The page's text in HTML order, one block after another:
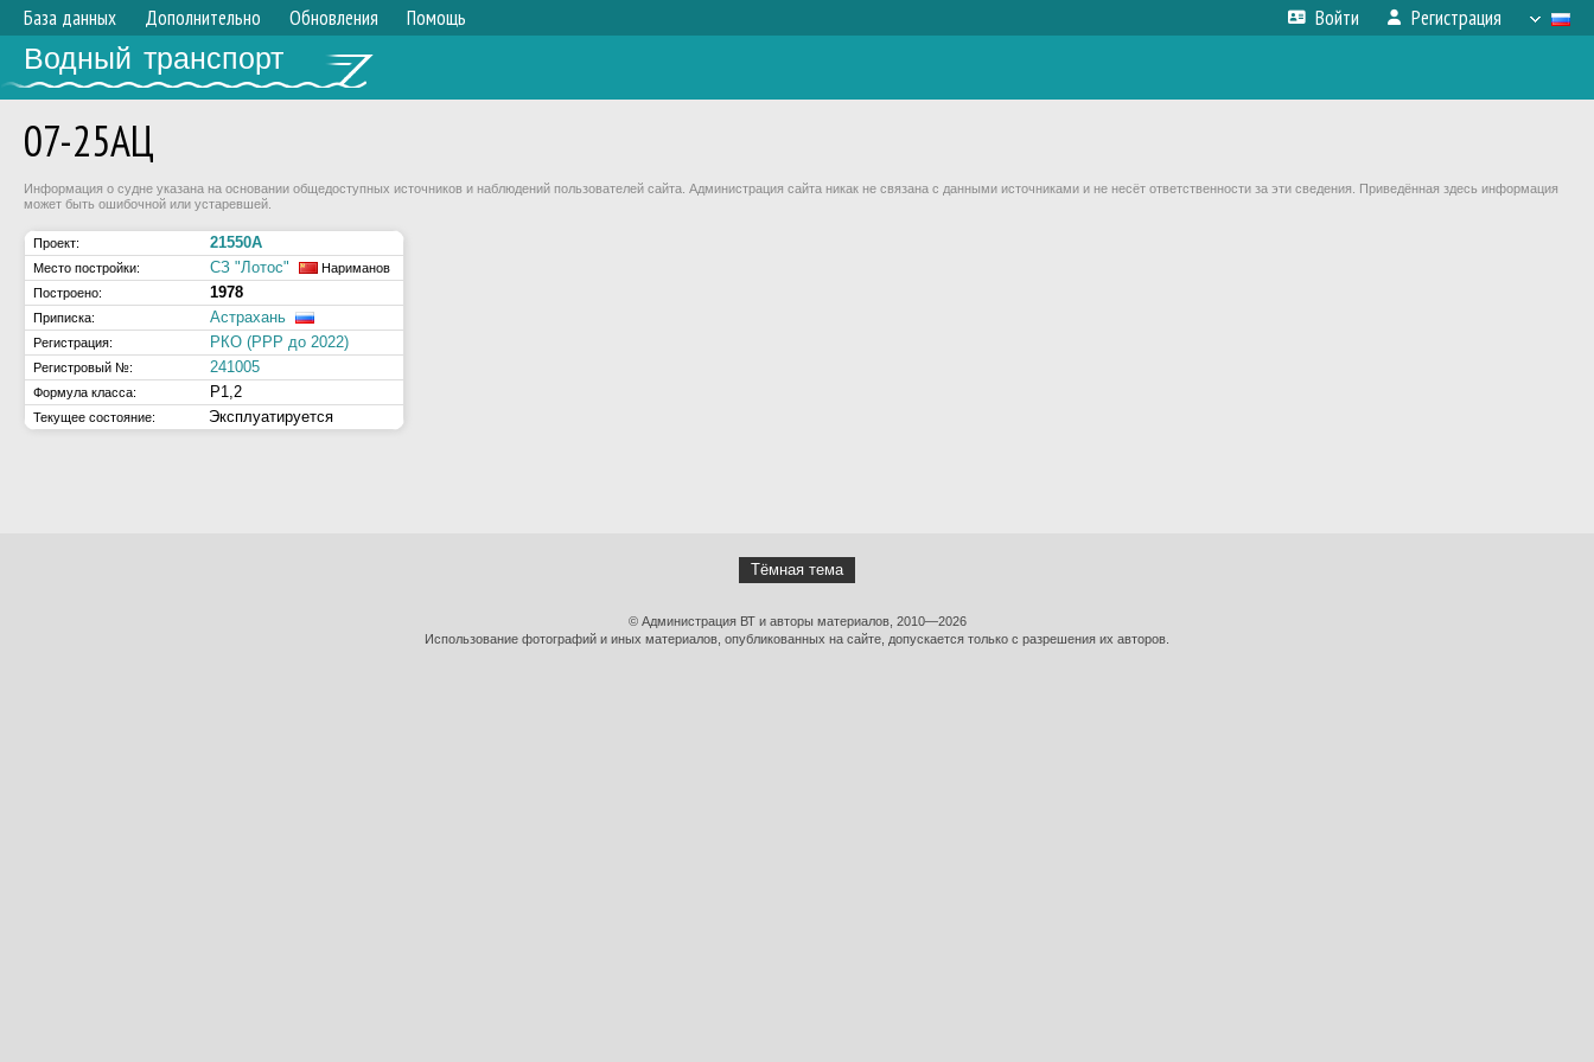
База данных Дополнительно Обновления Помощь Войти Регистрация
Водный транспорт
07-25АЦ
Информация о судне указана на основании общедоступных источников и наблюдений пользователей сайта. Администрация сайта никак не связана с данными источниками и не несёт ответственности за эти сведения. Приведённая здесь информация
может быть ошибочной или устаревшей.
Проект: 21550А
Место постройки: СЗ "Лотос"
Нариманов
Построено:
1978
Приписка: Астрахань
Регистрация: РКО (РРР до 2022)
Регистровый №: 241005
Формула класса: Р1,2
Текущее состояние: Эксплуатируется
Тёмная тема
© Администрация ВТ и авторы материалов, 2010—2026
Использование фотографий и иных материалов, опубликованных на сайте, допускается только с разрешения их авторов.